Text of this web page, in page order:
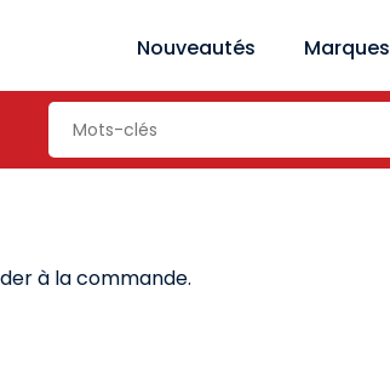
Nouveautés Marques
à la commande.